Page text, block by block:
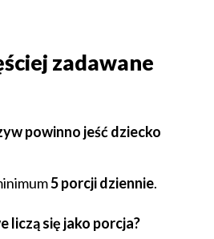
zadawane
powinno jeść dziecko
5 porcji dziennie.
liczą się jako porcja?